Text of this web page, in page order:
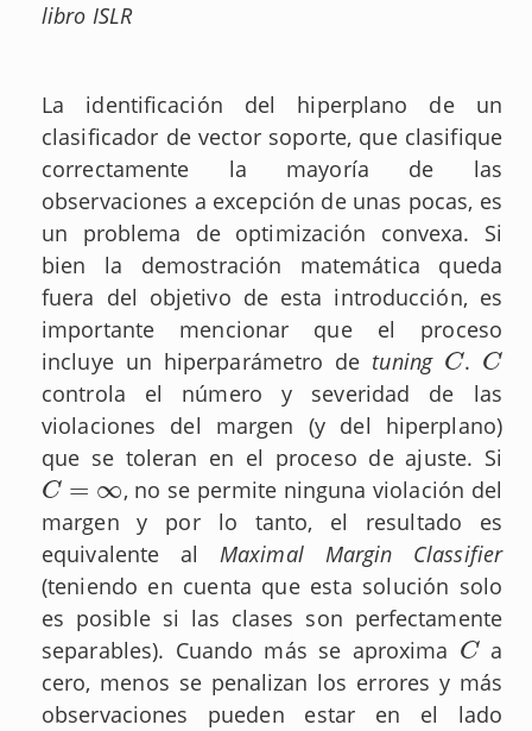
libro ISLR
La identificación del hiperplano de un
clasificador de vector soporte, que clasifique
correctamente la mayoría de las
observaciones a excepción de unas pocas, es
un problema de optimización convexa. Si
bien la demostración matemática queda
fuera del objetivo de esta introducción, es
importante mencionar que el proceso
incluye un hiperparámetro de tuning C
C . C
C
controla el número y severidad de las
violaciones del margen (y del hiperplano)
que se toleran en el proceso de ajuste. Si
C = ∞
C= ∞
, no se permite ninguna violación del
margen y por lo tanto, el resultado es
equivalente al Maximal Margin Classifier
(teniendo en cuenta que esta solución solo
es posible si las clases son perfectamente
separables). Cuando más se aproxima C
C a
cero, menos se penalizan los errores y más
observaciones pueden estar en el lado